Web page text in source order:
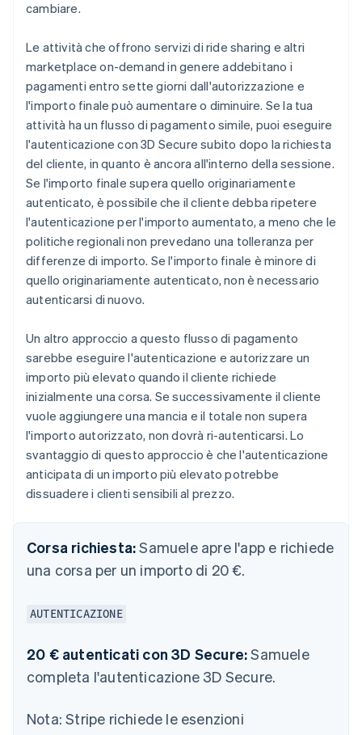
cambiare.
Le attività che offrono servizi di ride sharing e altri
marketplace on-demand in genere addebitano i
pagamenti entro sette giorni dall'autorizzazione e
l'importo finale può aumentare o diminuire. Se la tua
attività ha un flusso di pagamento simile, puoi eseguire
l'autenticazione con 3D Secure subito dopo la richiesta
del cliente, in quanto è ancora all'interno della sessione.
Se l'importo finale supera quello originariamente
autenticato, è possibile che il cliente debba ripetere
l'autenticazione per l'importo aumentato, a meno che le
politiche regionali non prevedano una tolleranza per
differenze di importo. Se l'importo finale è minore di
quello originariamente autenticato, non è necessario
autenticarsi di nuovo.
Un altro approccio a questo flusso di pagamento
sarebbe eseguire l'autenticazione e autorizzare un
importo più elevato quando il cliente richiede
inizialmente una corsa. Se successivamente il cliente
vuole aggiungere una mancia e il totale non supera
l'importo autorizzato, non dovrà ri-autenticarsi. Lo
svantaggio di questo approccio è che l'autenticazione
anticipata di un importo più elevato potrebbe
dissuadere i clienti sensibili al prezzo.
Corsa richiesta:Samuele apre l'app e richiede
una corsa per un importo di 20 €.
AUTENTICAZIONE
20 € autenticati con 3D Secure:Samuele
completa l'autenticazione 3D Secure.
Nota: Stripe richiede le esenzioni